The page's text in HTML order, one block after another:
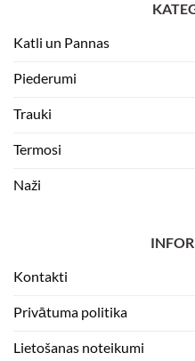
Katli un Pannas
Piederumi
Trauki
Termosi
Naži
Kontakti
Privātuma politika
Lietošanas noteikumi